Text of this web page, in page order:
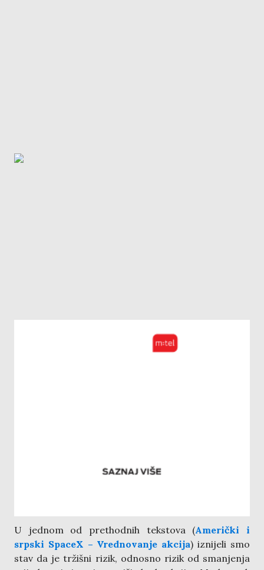
U jednom od prethodnih tekstova (Američki i
srpski SpaceX – Vrednovanje akcija) iznijeli smo
stav da je tržišni rizik, odnosno rizik od smanjenja